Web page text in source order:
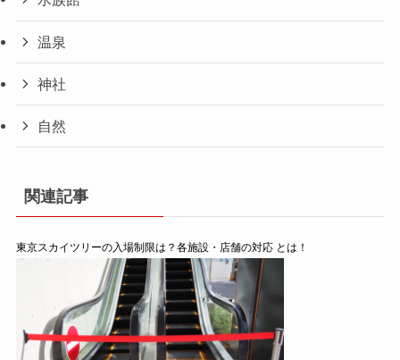
温泉
神社
自然
関連記事
東京スカイツリーの入場制限は？各施設・店舗の対応 とは！